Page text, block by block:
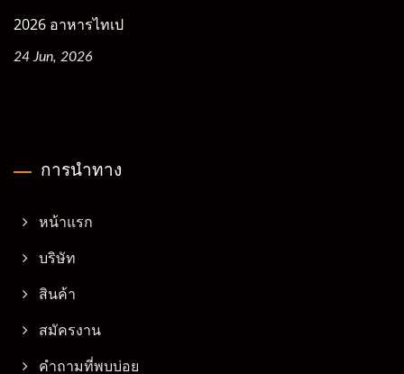
2026 อาหารไทเป
24 Jun, 2026
การนำทาง
หน้าแรก
บริษัท
สินค้า
สมัครงาน
คำถามที่พบบ่อย